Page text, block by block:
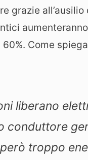
grazie
Come
liberano
conduttore
troppo